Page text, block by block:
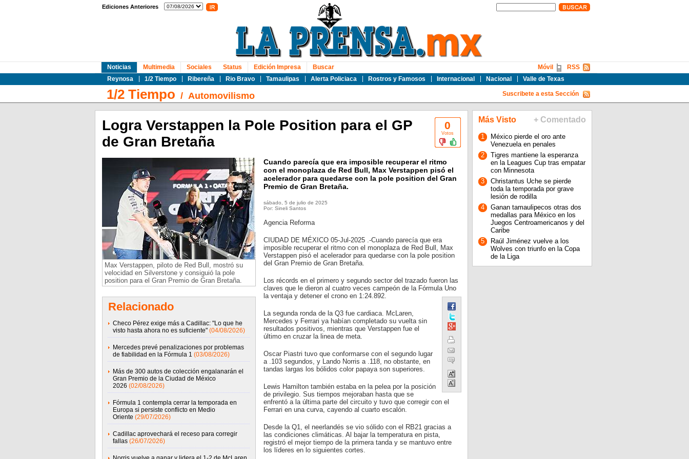
Ediciones Anteriores
Noticias
Reynosa
1/2 Tiempo Ribereña Rio Bravo Tamaulipas Alerta Policiaca Rostros y Famosos Internacional Nacional Valle de Texas
Multimedia Sociales Status Edición Impresa Buscar RSS
Móvil
1/2 Tiempo / Automovilismo Suscribete a esta Sección
0
Votos
Logra Verstappen la Pole Position para el GP
de Gran Bretaña
Max Verstappen, piloto de Red Bull, mostró su
velocidad en Silverstone y consiguió la pole
position para el Gran Premio de Gran Bretaña.
Relacionado
Checo Pérez exige más a Cadillac: "Lo que he
visto hasta ahora no es suficiente" (04/08/2026)
Mercedes prevé penalizaciones por problemas
de fiabilidad en la Fórmula 1 (03/08/2026)
Más de 300 autos de colección engalanarán el
Gran Premio de la Ciudad de México
2026 (02/08/2026)
Fórmula 1 contempla cerrar la temporada en
Europa si persiste conflicto en Medio
Oriente (29/07/2026)
Cadillac aprovechará el receso para corregir
fallas (26/07/2026)
Cuando parecía que era imposible recuperar el ritmo
con el monoplaza de Red Bull, Max Verstappen pisó el
acelerador para quedarse con la pole position del Gran
Premio de Gran Bretaña.
sábado, 5 de julio de 2025
Por: Sineli Santos
Agencia Reforma
CIUDAD DE MÉXICO 05-Jul-2025 .-Cuando parecía que era
imposible recuperar el ritmo con el monoplaza de Red Bull, Max
Verstappen pisó el acelerador para quedarse con la pole position
del Gran Premio de Gran Bretaña.
Los récords en el primero y segundo sector del trazado fueron las
claves que le dieron al cuatro veces campeón de la Fórmula Uno
la ventaja y detener el crono en 1:24.892.
La segunda ronda de la Q3 fue cardiaca. McLaren,
Mercedes y Ferrari ya habían completado su vuelta sin
resultados positivos, mientras que Verstappen fue el
último en cruzar la linea de meta.
Oscar Piastri tuvo que conformarse con el segundo lugar
a .103 segundos, y Lando Norris a .118, no obstante, en
tandas largas los bólidos color papaya son superiores.
Lewis Hamilton también estaba en la pelea por la posición
de privilegio. Sus tiempos mejoraban hasta que se
enfrentó a la última parte del circuito y tuvo que corregir con el
Ferrari en una curva, cayendo al cuarto escalón.
Desde la Q1, el neerlandés se vio sólido con el RB21 gracias a
las condiciones climáticas. Al bajar la temperatura en pista,
registró el mejor tiempo de la primera tanda y se mantuvo entre
los líderes en lo siguientes cortes.
Más Visto + Comentado
1
México pierde el oro ante
Venezuela en penales
2
Tigres mantiene la esperanza
en la Leagues Cup tras empatar
con Minnesota
3
Christantus Uche se pierde
toda la temporada por grave
lesión de rodilla
4
Ganan tamaulipecos otras dos
medallas para México en los
Juegos Centroamericanos y del
Caribe
5
Raúl Jiménez vuelve a los
Wolves con triunfo en la Copa
de la Liga